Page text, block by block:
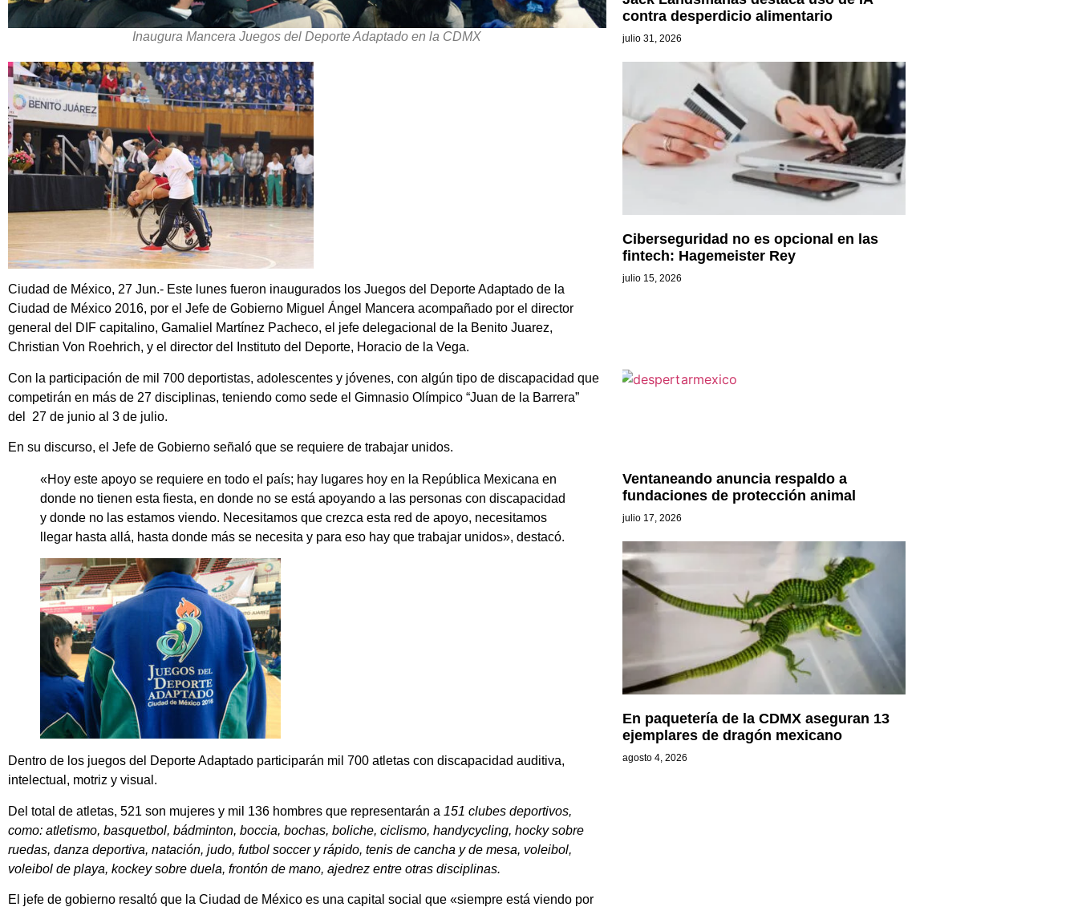
Inaugura Mancera Juegos del Deporte Adaptado en la CDMX
Ciudad de México, 27 Jun.- Este lunes fueron inaugurados los Juegos del Deporte Adaptado de la
Ciudad de México 2016, por el Jefe de Gobierno Miguel Ángel Mancera acompañado por el director
general del DIF capitalino, Gamaliel Martínez Pacheco, el jefe delegacional de la Benito Juarez,
Christian Von Roehrich, y el director del Instituto del Deporte, Horacio de la Vega.
Con la participación de mil 700 deportistas, adolescentes y jóvenes, con algún tipo de discapacidad que
competirán en más de 27 disciplinas, teniendo como sede el Gimnasio Olímpico “Juan de la Barrera”
del 27 de junio al 3 de julio.
En su discurso, el Jefe de Gobierno señaló que se requiere de trabajar unidos.
«Hoy este apoyo se requiere en todo el país; hay lugares hoy en la República Mexicana en
donde no tienen esta fiesta, en donde no se está apoyando a las personas con discapacidad
y donde no las estamos viendo. Necesitamos que crezca esta red de apoyo, necesitamos
llegar hasta allá, hasta donde más se necesita y para eso hay que trabajar unidos», destacó.
Dentro de los juegos del Deporte Adaptado participarán mil 700 atletas con discapacidad auditiva,
intelectual, motriz y visual.
Del total de atletas, 521 son mujeres y mil 136 hombres que representarán a 151 clubes deportivos,
como: atletismo, basquetbol, bádminton, boccia, bochas, boliche, ciclismo, handycycling, hocky sobre
ruedas, danza deportiva, natación, judo, futbol soccer y rápido, tenis de cancha y de mesa, voleibol,
voleibol de playa, kockey sobre duela, frontón de mano, ajedrez entre otras disciplinas.
El jefe de gobierno resaltó que la Ciudad de México es una capital social que «siempre está viendo por
contra desperdicio alimentario
julio 31, 2026
Ciberseguridad no es opcional en las
fintech: Hagemeister Rey
julio 15, 2026
Ventaneando anuncia respaldo a
fundaciones de protección animal
julio 17, 2026
En paquetería de la CDMX aseguran 13
ejemplares de dragón mexicano
agosto 4, 2026